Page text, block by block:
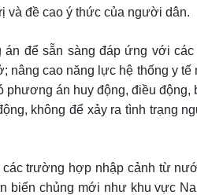
và đề cao ý thức của người dân.
để sẵn sàng đáp ứng với
cao năng lực hệ thống y tế
án huy động, điều
không để xảy ra tình trạng
trường hợp nhập cảnh từ
biến chủng mới như khu vực